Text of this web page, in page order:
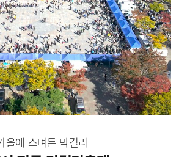
을에 스며든 막걸리